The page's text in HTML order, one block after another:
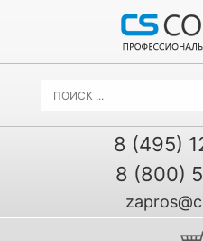
8 (495)
8 (800)